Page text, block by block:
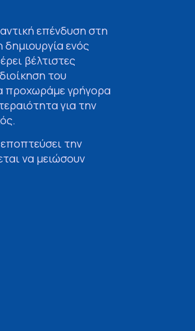
επένδυση στη
ενός
βέλτιστες
του
προχωράμε γρήγορα
για την
την
να μειώσουν